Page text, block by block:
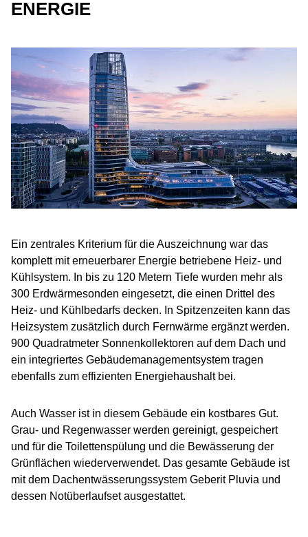
ENERGIE
Ein zentrales Kriterium für die Auszeichnung war das
komplett mit erneuerbarer Energie betriebene Heiz- und
Kühlsystem. In bis zu 120 Metern Tiefe wurden mehr als
300 Erdwärmesonden eingesetzt, die einen Drittel des
Heiz- und Kühlbedarfs decken. In Spitzenzeiten kann das
Heizsystem zusätzlich durch Fernwärme ergänzt werden.
900 Quadratmeter Sonnenkollektoren auf dem Dach und
ein integriertes Gebäudemanagementsystem tragen
ebenfalls zum effizienten Energiehaushalt bei.
Auch Wasser ist in diesem Gebäude ein kostbares Gut.
Grau- und Regenwasser werden gereinigt, gespeichert
und für die Toilettenspülung und die Bewässerung der
Grünflächen wiederverwendet. Das gesamte Gebäude ist
mit dem Dachentwässerungssystem Geberit Pluvia und
dessen Notüberlaufset ausgestattet.